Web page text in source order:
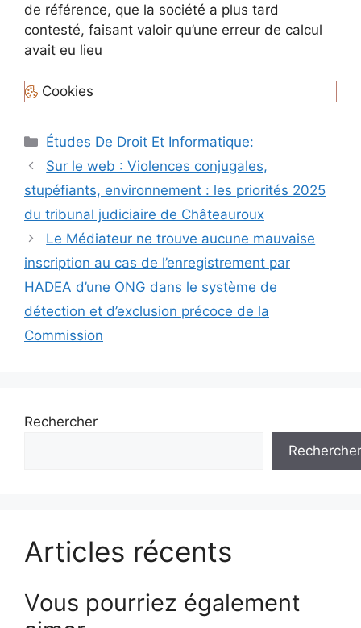
de référence, que la société a plus tard
contesté, faisant valoir qu’une erreur de calcul
avait eu lieu
Cookies
Catégories
Études De Droit Et Informatique:
Navigation
des
articles
Sur le web : Violences conjugales,
stupéfiants, environnement : les priorités 2025
du tribunal judiciaire de Châteauroux
Le Médiateur ne trouve aucune mauvaise
inscription au cas de l’enregistrement par
HADEA d’une ONG dans le système de
détection et d’exclusion précoce de la
Commission
Rechercher
Rechercher
Articles récents
Vous pourriez également